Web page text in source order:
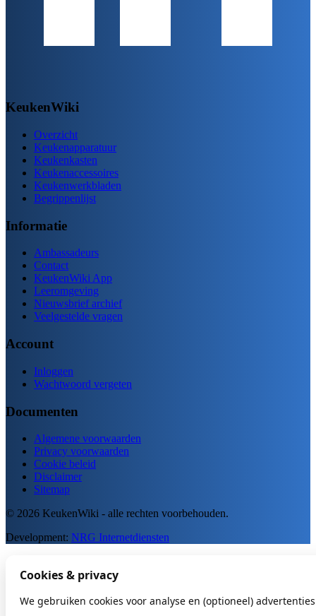
KeukenWiki
Overzicht
Keukenapparatuur
Keukenkasten
Keukenaccessoires
Keukenwerkbladen
Begrippenlijst
Informatie
Ambassadeurs
Contact
KeukenWiki App
Leeromgeving
Nieuwsbrief archief
Veelgestelde vragen
Account
Inloggen
Wachtwoord vergeten
Documenten
Algemene voorwaarden
Privacy voorwaarden
Cookie beleid
Disclaimer
Sitemap
© 2026 KeukenWiki - alle rechten voorbehouden.
Development: NRG Internetdiensten
Cookies & privacy
We gebruiken cookies voor analyse en (optioneel)